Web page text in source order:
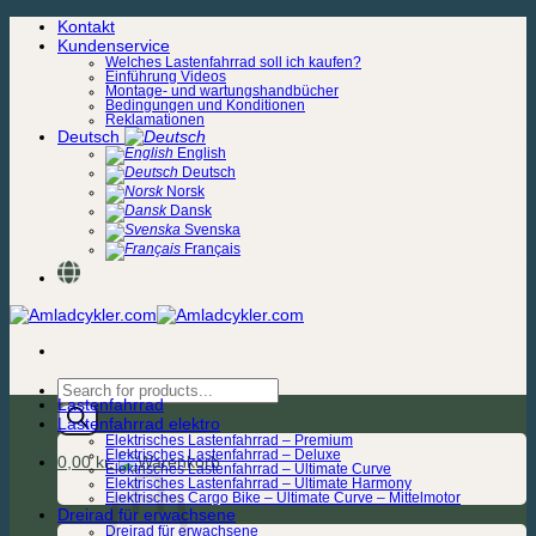
Zum
Inhalt
Kontakt
Kundenservice
Welches Lastenfahrrad soll ich kaufen?
Einführung Videos
Montage- und wartungshandbücher
Bedingungen und Konditionen
Reklamationen
Deutsch
English
Deutsch
Norsk
Dansk
Svenska
Français
Products
search
0,00kr.
Lastenfahrrad
Lastenfahrrad elektro
Elektrisches Lastenfahrrad – Premium
Elektrisches Lastenfahrrad – Deluxe
Elektrisches Lastenfahrrad – Ultimate Curve
Elektrisches Lastenfahrrad – Ultimate Harmony
Elektrisches Cargo Bike – Ultimate Curve – Mittelmotor
Dreirad für erwachsene
Dreirad für erwachsene